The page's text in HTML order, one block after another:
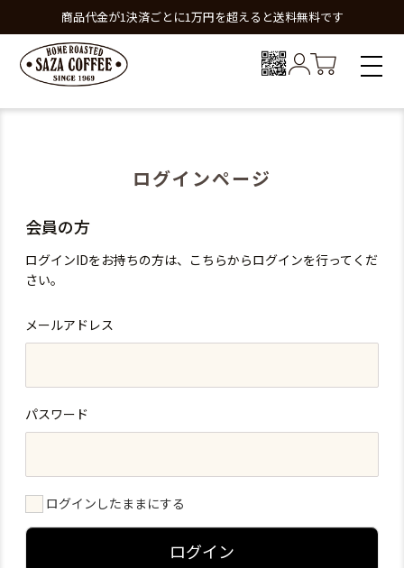
商品代金が1決済ごとに1万円を超えると送料無料です
ログインページ
会員の方
ログインIDをお持ちの方は、こちらからログインを行ってくだ
さい。
メールアドレス
パスワード
ログインしたままにする
ログイン